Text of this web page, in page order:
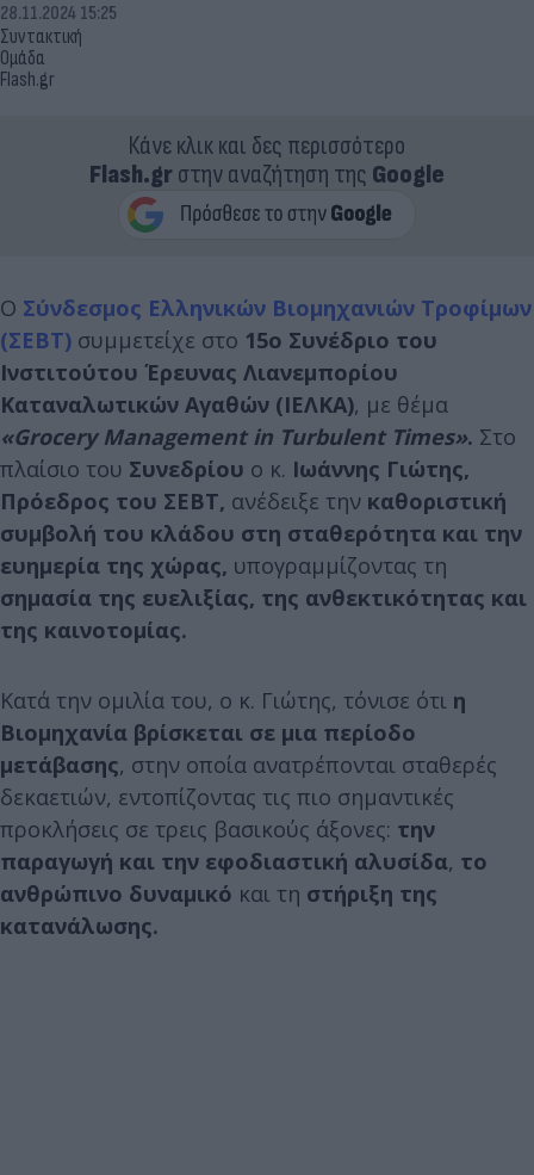
Συντακτική
Ομάδα
Flash.gr
28.11.2024 15:25
Κάνε κλικ και δες περισσότερο
Flash.grστην αναζήτηση της Google
Ο Σύνδεσμος Ελληνικών Βιομηχανιών Τροφίμων
(ΣΕΒΤ) συμμετείχε στο 15ο Συνέδριο του
Ινστιτούτου Έρευνας Λιανεμπορίου
Καταναλωτικών Αγαθών (ΙΕΛΚΑ), με θέμα
«Grocery Management in Turbulent Times». Στο
πλαίσιο του Συνεδρίου ο κ. Ιωάννης Γιώτης,
Πρόεδρος του ΣΕΒΤ, ανέδειξε την καθοριστική
συμβολή του κλάδου στη σταθερότητα και την
ευημερία της χώρας, υπογραμμίζοντας τη
σημασία της ευελιξίας, της ανθεκτικότητας και
της καινοτομίας.
Κατά την ομιλία του, ο κ. Γιώτης, τόνισε ότι η
Βιομηχανία βρίσκεται σε μια περίοδο
μετάβασης, στην οποία ανατρέπονται σταθερές
δεκαετιών, εντοπίζοντας τις πιο σημαντικές
προκλήσεις σε τρεις βασικούς άξονες: την
παραγωγή και την εφοδιαστική αλυσίδα, το
ανθρώπινο δυναμικό και τη στήριξη της
κατανάλωσης.